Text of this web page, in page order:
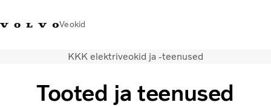
Veokid
Volvo Action
Volvo Merchandise
KKK elektriveokid ja -teenused
Tooted ja teenused